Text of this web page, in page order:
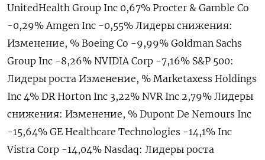
UnitedHealth Group Inc 0,67% Procter & Gamble Co
-0,29% Amgen Inc -0,55% Лидеры снижения:
Изменение, % Boeing Co -9,99% Goldman Sachs
Group Inc -8,26% NVIDIA Corp -7,16% S&P 500:
Лидеры роста Изменение, % Marketaxess Holdings
Inc 4% DR Horton Inc 3,22% NVR Inc 2,79% Лидеры
снижения: Изменение, % Dupont De Nemours Inc
-15,64% GE Healthcare Technologies -14,1% Inc
Vistra Corp -14,04% Nasdaq: Лидеры роста